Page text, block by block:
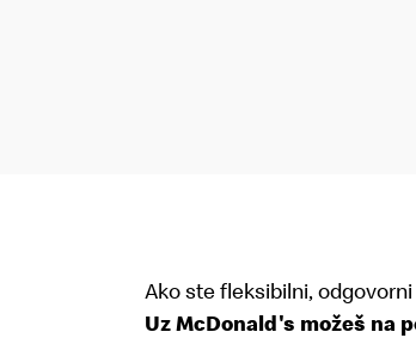
Ako ste fleksibilni,
Uz McDonald's možeš na